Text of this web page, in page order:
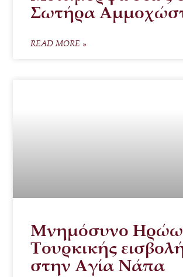
Σωτήρα
READ MORE »
Μνημόσυνο
Τουρκικής
στην Αγία Νάπα